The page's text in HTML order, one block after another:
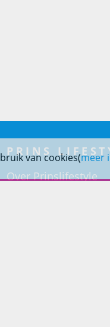
van cookies(meer
PRINS
Over Prinslifestyle